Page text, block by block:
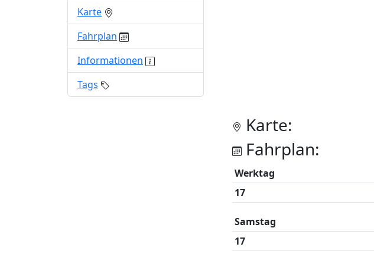
Karte:
Fahrplan:
Werktag
17
Samstag
17
Karte
Fahrplan
Informationen
Tags